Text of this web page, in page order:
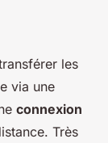
les
via une
connexion
Très